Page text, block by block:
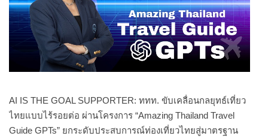
AI IS THE GOAL SUPPORTER: ททท. ขับเคลื่อนกลยุทธ์เที่ยว
ไทยแบบไร้รอยต่อ ผ่านโครงการ “Amazing Thailand Travel
Guide GPTs” ยกระดับประสบการณ์ท่องเที่ยวไทยสู่มาตรฐาน